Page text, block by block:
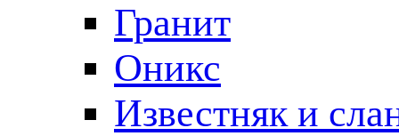
Гранит
Оникс
Известняк и